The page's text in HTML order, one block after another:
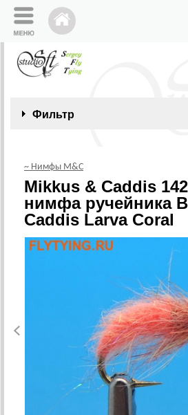
Фильтр
~ Нимфы M&C
Mikkus & Caddis
нимфа ручейника
Caddis Larva Coral